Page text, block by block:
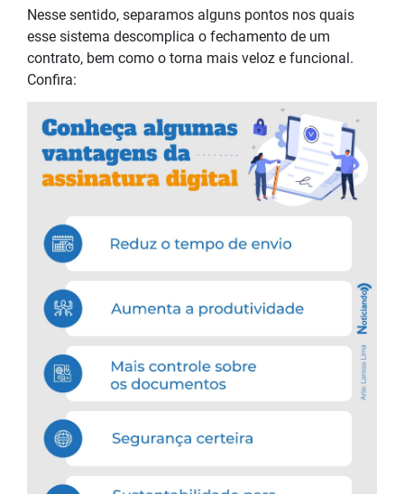
Nesse sentido, separamos alguns pontos nos quais
esse sistema descomplica o fechamento de um
contrato, bem como o torna mais veloz e funcional.
Confira: